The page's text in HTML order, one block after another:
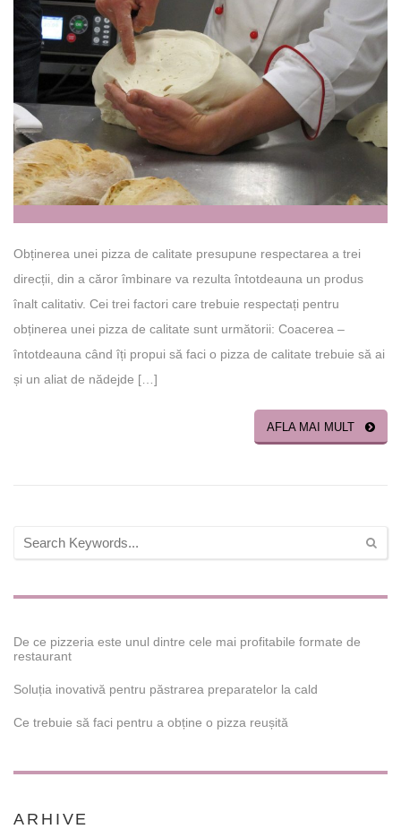
Obținerea unei pizza de calitate presupune respectarea a trei
direcții, din a căror îmbinare va rezulta întotdeauna un produs
înalt calitativ. Cei trei factori care trebuie respectați pentru
obținerea unei pizza de calitate sunt următorii: Coacerea –
întotdeauna când îți propui să faci o pizza de calitate trebuie să ai
și un aliat de nădejde […]
AFLA MAI MULT
De ce pizzeria este unul dintre cele mai profitabile formate de
restaurant
Soluția inovativă pentru păstrarea preparatelor la cald
Ce trebuie să faci pentru a obține o pizza reușită
ARHIVE